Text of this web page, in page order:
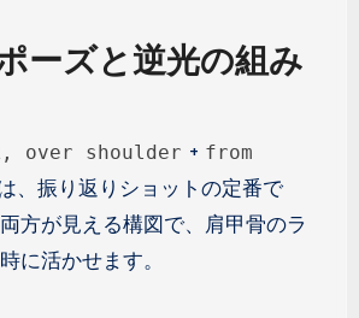
ーズと逆光の組み
over shoulder + from
、振り返りショットの定番で
方が見える構図で、肩甲骨のラ
に活かせます。